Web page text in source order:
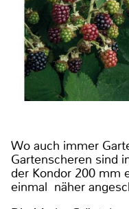
Wo auch immer
Gartenscheren sind
der Kondor 200 mm
einmal näher